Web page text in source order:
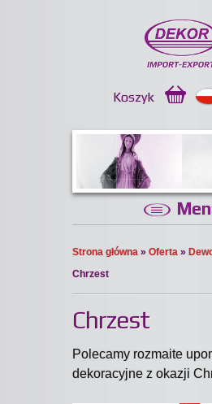
Koszyk
Strona główna » Oferta »
Chrzest
Chrzest
Polecamy rozmaite
dekoracyjne z okazji